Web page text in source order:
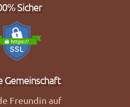
Sicher
Gemeinschaft
Freundin auf